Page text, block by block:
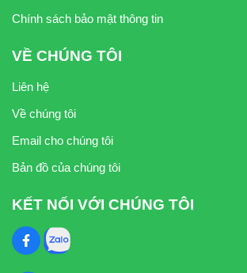
Chính sách bảo mật thông tin
VỀ CHÚNG TÔI
Liên hệ
Về chúng tôi
Email cho chúng tôi
Bản đồ của chúng tôi
KẾT NỐI VỚI CHÚNG TÔI